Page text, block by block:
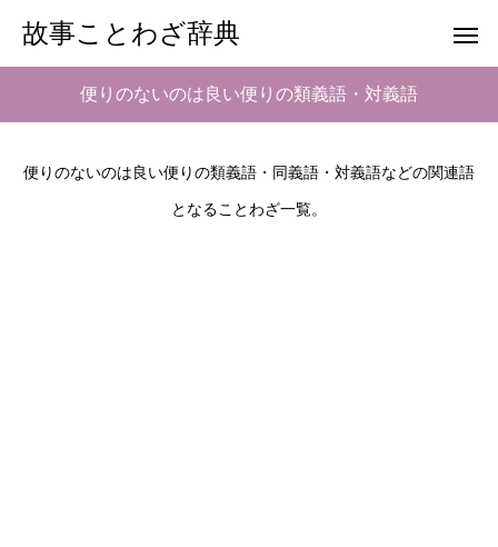
故事ことわざ辞典
便りのないのは良い便りの類義語・対義語
便りのないのは良い便りの類義語・同義語・対義語などの関連語
となることわざ一覧。